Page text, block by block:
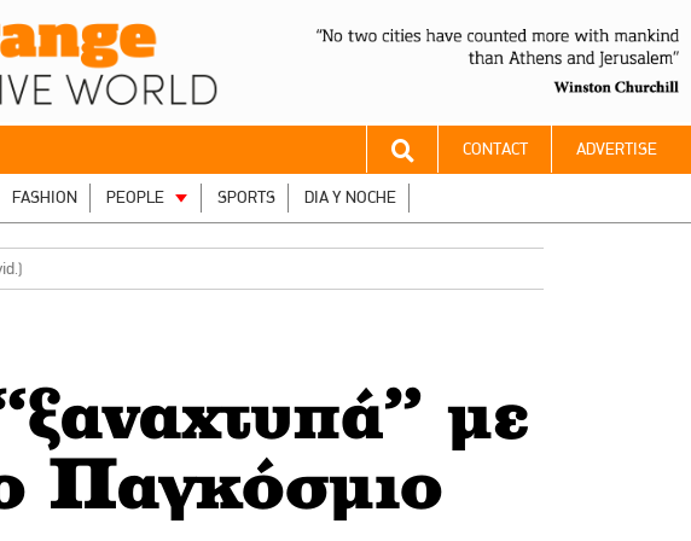
CONTACT ADVERTISE
FASHION PEOPLE SPORTS DIA Y NOCHE
με
Παγκόσμιο